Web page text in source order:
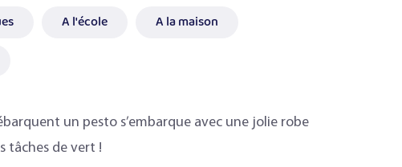
A l'école
A la maison
un pesto s’embarque avec une jolie robe
tâches de vert !